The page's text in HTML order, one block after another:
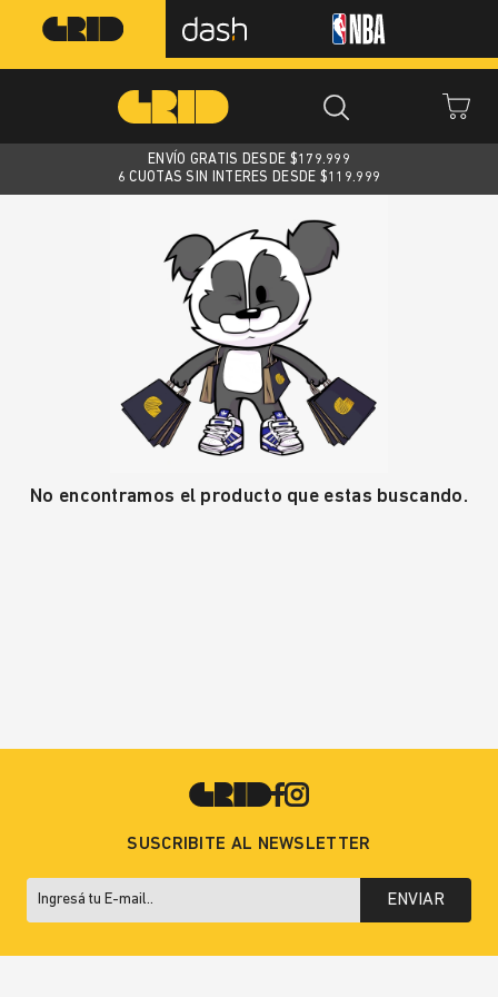
ENVÍO GRATIS DESDE $179.999
6 CUOTAS SIN INTERES DESDE $119.999
No encontramos el producto que estas buscando.
SUSCRIBITE AL NEWSLETTER
ENVIAR